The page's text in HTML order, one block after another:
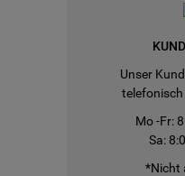
Unser
telefonisch
Mo -Fr:
Sa:
*Nicht